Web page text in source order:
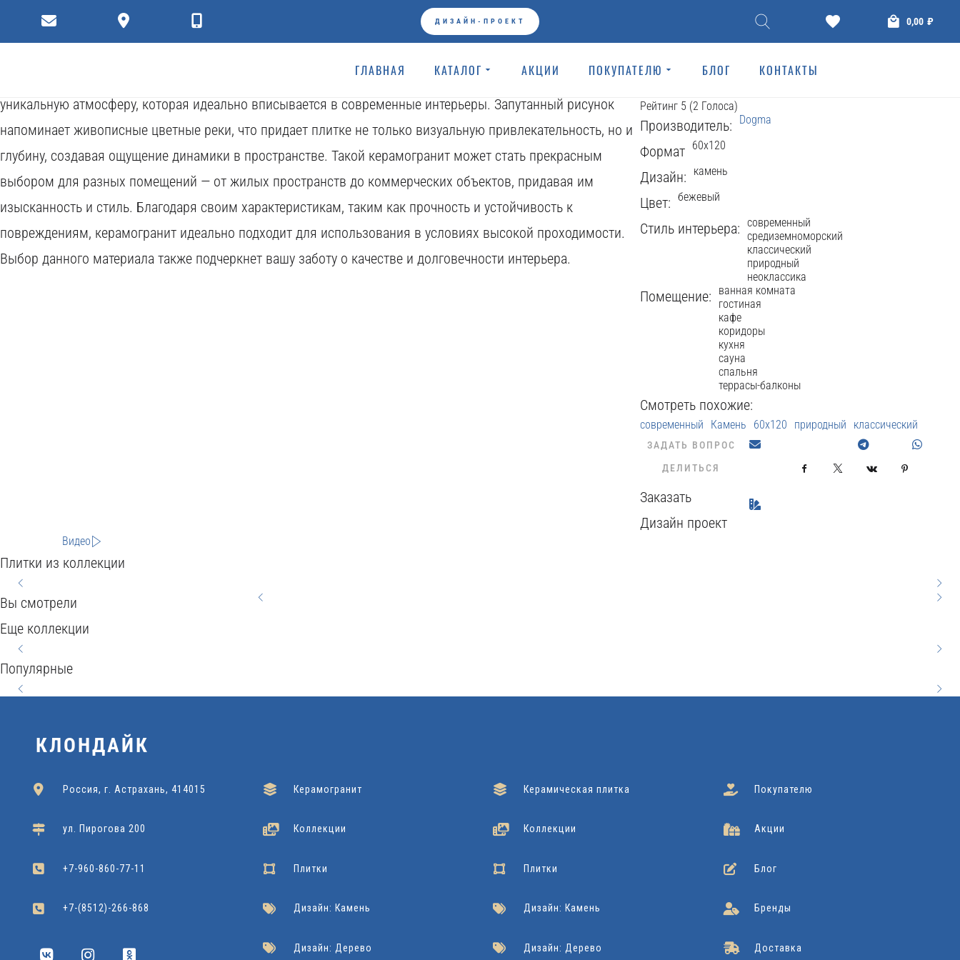
ДИЗАЙН-ПРОЕКТ ₽
0,00
ГЛАВНАЯ КАТАЛОГ АКЦИИ ПОКУПАТЕЛЮ БЛОГ КОНТАКТЫ
эстетическим видом и богатством оттенков. Теплые нюансы и сложные графические узоры создают
уникальную атмосферу, которая идеально вписывается в современные интерьеры. Запутанный рисунок
напоминает живописные цветные реки, что придает плитке не только визуальную привлекательность, но и
глубину, создавая ощущение динамики в пространстве. Такой керамогранит может стать прекрасным
выбором для разных помещений — от жилых пространств до коммерческих объектов, придавая им
изысканность и стиль. Благодаря своим характеристикам, таким как прочность и устойчивость к
повреждениям, керамогранит идеально подходит для использования в условиях высокой проходимости.
Выбор данного материала также подчеркнет вашу заботу о качестве и долговечности интерьера.
Regina 60x120
Dogma
859 Просмотров
Рейтинг 5 (2 Голоса)
Производитель: Dogma
Формат 60x120
Дизайн: камень
Цвет: бежевый
Стиль интерьера:
современный
средиземноморский
классический
природный
неоклассика
Помещение:
ванная комната
гостиная
кафе
коридоры
кухня
сауна
спальня
террасы-балконы
Смотреть похожие:
современный Камень 60x120 природный классический
ЗАДАТЬ ВОПРОС
ДЕЛИТЬСЯ
Facebook VKontakte
Заказать
Дизайн проект
Видео
Плитки из коллекции
Вы смотрели
Еще коллекции
CITY
STYLE
60x60x120
Grasaro
Подробнее
HOME
WOOD
20x60
Grasaro
Подробнее
BEREG
60x120
Kerranova
Подробнее
Популярные
SEVILLA
42x42
HARMONY
60x60
WOOD
CONCEPT
NATURAL
Cersanit
Подробнее
КЛОНДАЙК
Россия, г. Астрахань, 414015
ул. Пирогова 200
+7-960-860-77-11
+7-(8512)-266-868
Керамогранит
Коллекции
Плитки
Дизайн: Камень
Дизайн: Дерево
Керамическая плитка
Коллекции
Плитки
Дизайн: Камень
Дизайн: Дерево
Покупателю
Акции
Блог
Бренды
Доставка